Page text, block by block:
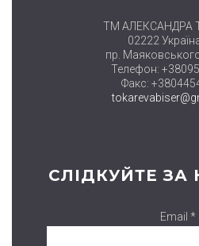
ТМ АЛЕКСАНДРА
02222
пр.
Телефон:
Факс:
СЛІДКУЙТЕ
Email *